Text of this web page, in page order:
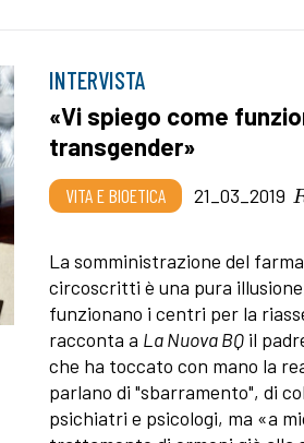
INTERVISTA
«Vi spiego come
transgender»
VITA E BIOETICA 21_03_2019
La somministrazione del
circoscritti è una pura
funzionano i centri per la
racconta a La Nuova BQ il
che ha toccato con mano la
parlano di "sbarramento", di
psichiatri e psicologi, ma «a